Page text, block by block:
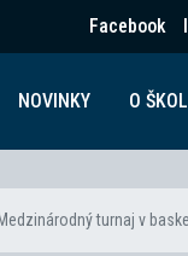
Facebook
NOVINKY O
Medzinárodný turnaj v